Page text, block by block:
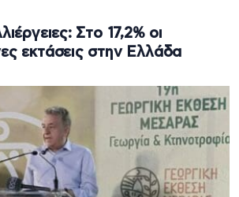
Στο 17,2% οι
εκτάσεις στην Ελλάδα